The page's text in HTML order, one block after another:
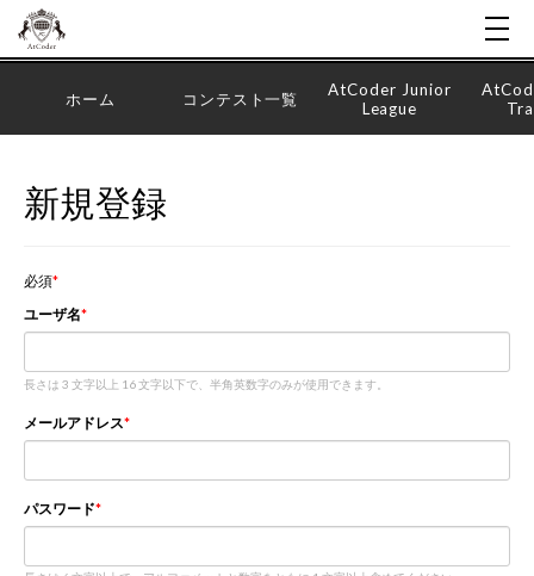
ホーム コンテスト一覧
AtCoder Junior
League
新規登録
必須
ユーザ名
長さは 3 文字以上 16 文字以下で、半角英数字のみが使用できます。
メールアドレス
パスワード